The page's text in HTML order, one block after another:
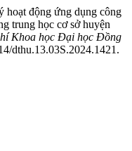
hoạt động ứng dụng công
trung học cơ sở huyện
Khoa học Đại học Đồng
dthu.13.03S.2024.1421.